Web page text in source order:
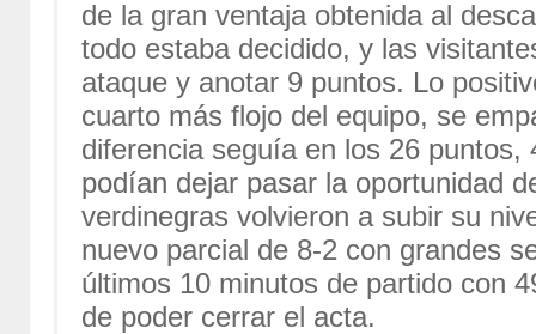
de la gran ventaja obtenida al
todo estaba decidido, y las
ataque y anotar 9 puntos. Lo
cuarto más flojo del equipo, se
diferencia seguía en los 26 puntos,
podían dejar pasar la oportunidad
verdinegras volvieron a subir su
nuevo parcial de 8-2 con grandes
últimos 10 minutos de partido con
de poder cerrar el acta.